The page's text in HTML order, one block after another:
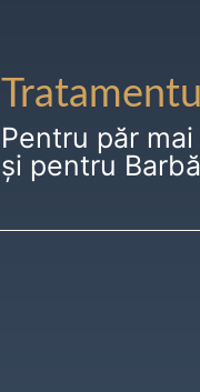
Pentru păr
și pentru Barbă